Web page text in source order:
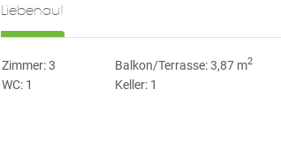
Liebenau!
Zimmer: 3 Balkon/Terrasse: 3,87 m2
WC: 1
Keller: 1